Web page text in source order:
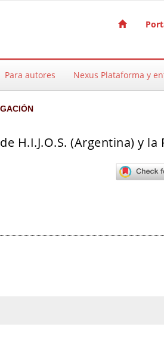
Para autores Nexus Plataforma y
H.I.J.O.S. (Argentina) y la